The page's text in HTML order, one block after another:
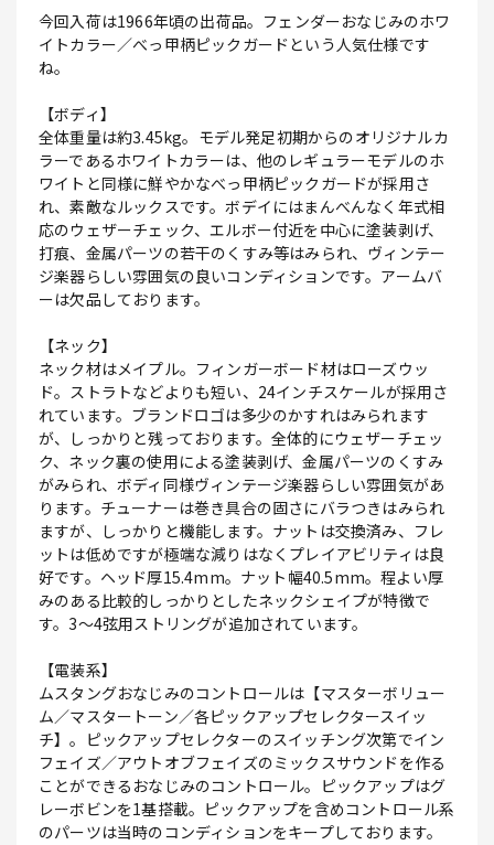
今回入荷は1966年頃の出荷品。フェンダーおなじみのホワ
イトカラー／べっ甲柄ピックガードという人気仕様です
ね。
【ボディ】
全体重量は約3.45kg。モデル発足初期からのオリジナルカ
ラーであるホワイトカラーは、他のレギュラーモデルのホ
ワイトと同様に鮮やかなべっ甲柄ピックガードが採用さ
れ、素敵なルックスです。ボデイにはまんべんなく年式相
応のウェザーチェック、エルボー付近を中心に塗装剥げ、
打痕、金属パーツの若干のくすみ等はみられ、ヴィンテー
ジ楽器らしい雰囲気の良いコンディションです。アームバ
ーは欠品しております。
【ネック】
ネック材はメイプル。フィンガーボード材はローズウッ
ド。ストラトなどよりも短い、24インチスケールが採用さ
れています。ブランドロゴは多少のかすれはみられます
が、しっかりと残っております。全体的にウェザーチェッ
ク、ネック裏の使用による塗装剥げ、金属パーツのくすみ
がみられ、ボディ同様ヴィンテージ楽器らしい雰囲気があ
ります。チューナーは巻き具合の固さにバラつきはみられ
ますが、しっかりと機能します。ナットは交換済み、フレ
ットは低めですが極端な減りはなくプレイアビリティは良
好です。ヘッド厚15.4mm。ナット幅40.5mm。程よい厚
みのある比較的しっかりとしたネックシェイプが特徴で
す。3～4弦用ストリングが追加されています。
【電装系】
ムスタングおなじみのコントロールは【マスターボリュー
ム／マスタートーン／各ピックアップセレクタースイッ
チ】。ピックアップセレクターのスイッチング次第でイン
フェイズ／アウトオブフェイズのミックスサウンドを作る
ことができるおなじみのコントロール。ピックアップはグ
レーボビンを1基搭載。ピックアップを含めコントロール系
のパーツは当時のコンディションをキープしております。